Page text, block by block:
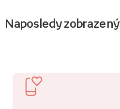
Naposledy zobrazený